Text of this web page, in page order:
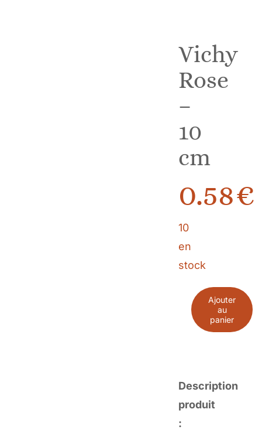
Vichy
Rose
–
10
cm
0.58€
10
en
stock
quantité
-
10
cm
Ajouter
au
panier
Description
produit
: